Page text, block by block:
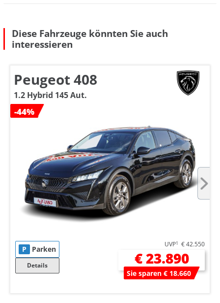
Diese Fahrzeuge könnten Sie auch
interessieren
Peugeot 408
1.2 Hybrid 145 Aut.
-44%
P Parken
Details
UVP1 € 42.550
€ 23.890
Sie sparen € 18.660